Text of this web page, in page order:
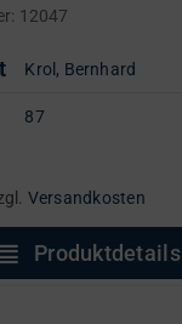
12047
Krol, Bernhard
87
Versandkosten
Produktdetails